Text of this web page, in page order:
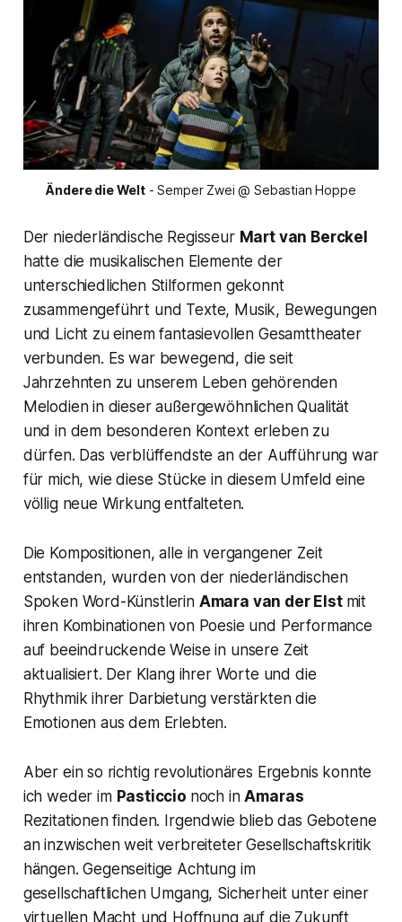
Ändere die Welt - Semper Zwei @ Sebastian Hoppe
Der niederländische Regisseur Mart van Berckel
hatte die musikalischen Elemente der
unterschiedlichen Stilformen gekonnt
zusammengeführt und Texte, Musik, Bewegungen
und Licht zu einem fantasievollen Gesamttheater
verbunden. Es war bewegend, die seit
Jahrzehnten zu unserem Leben gehörenden
Melodien in dieser außergewöhnlichen Qualität
und in dem besonderen Kontext erleben zu
dürfen. Das verblüffendste an der Aufführung war
für mich, wie diese Stücke in diesem Umfeld eine
völlig neue Wirkung entfalteten.
Die Kompositionen, alle in vergangener Zeit
entstanden, wurden von der niederländischen
Spoken Word-Künstlerin Amara van der Elst mit
ihren Kombinationen von Poesie und Performance
auf beeindruckende Weise in unsere Zeit
aktualisiert. Der Klang ihrer Worte und die
Rhythmik ihrer Darbietung verstärkten die
Emotionen aus dem Erlebten.
Aber ein so richtig revolutionäres Ergebnis konnte
ich weder im Pasticcio noch inAmaras
Rezitationen finden. Irgendwie blieb das Gebotene
an inzwischen weit verbreiteter Gesellschaftskritik
hängen. Gegenseitige Achtung im
gesellschaftlichen Umgang, Sicherheit unter einer
virtuellen Macht und Hoffnung auf die Zukunft